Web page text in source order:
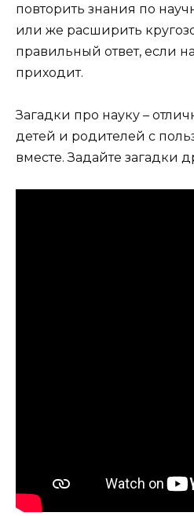
повторить знания по
или же расширить
правильный ответ, если
приходит.
Загадки про науку –
детей и родителей с
вместе. Задайте загадки